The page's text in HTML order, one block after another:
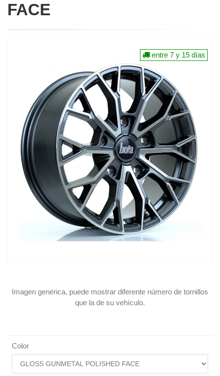
FACE
Imagen genérica, puede mostrar diferente número de tornillos
que la de su vehículo.
entre 7 y 15 días
Color